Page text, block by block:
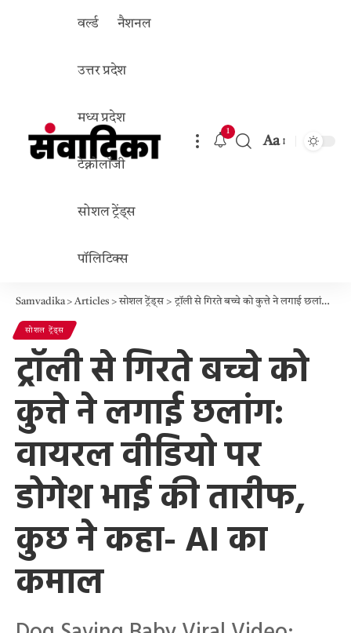
वर्ल्ड नैशनल
उत्तर प्रदेश
मध्य प्रदेश
टेक्नोलॉजी
सोशल ट्रेंड्स
पॉलिटिक्स
1
Aa
Samvadika>Articles >सोशल ट्रेंड्स >ट्रॉली से गिरते बच्चे को कुत्ते ने लगाई छलांग: वायरल वीडियो पर डोगेश भाई की तारीफ, कुछ ने कहा- AI का कमाल
सोशल ट्रेंड्स
ट्रॉली से गिरते बच्चे को
कुत्ते ने लगाई छलांग:
वायरल वीडियो पर
डोगेश भाई की तारीफ,
कुछ ने कहा- AI का
कमाल